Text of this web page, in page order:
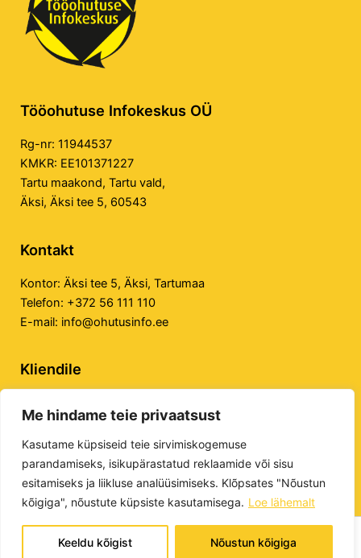
Me hindame teie privaatsust
Kasutame küpsiseid teie sirvimiskogemuse
parandamiseks, isikupärastatud reklaamide või sisu
esitamiseks ja liikluse analüüsimiseks. Klõpsates "Nõustun
kõigiga", nõustute küpsiste kasutamisega. Loe lähemalt
Keeldu kõigist Nõustun kõigiga
Tööohutuse Infokeskus OÜ
Rg-nr: 11944537
KMKR: EE101371227
Tartu maakond, Tartu vald,
Äksi, Äksi tee 5, 60543
Kontakt
Kontor: Äksi tee 5, Äksi, Tartumaa
Telefon: +372 56 111 110
E-mail: info@ohutusinfo.ee
Kliendile
Veebilehe kasutustingimused
E-poe kasutustingimused
Tööohutuse Infokeskus OÜ © 2026